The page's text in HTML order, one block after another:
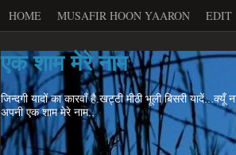
HOME MUSAFIR HOON YAARON EDIT
एक शाम मेरे नाम
जिन्दगी यादों का कारवाँ है.खट्टी मीठी भूली बिसरी
अपनी एक शाम मेरे नाम..